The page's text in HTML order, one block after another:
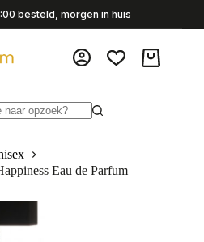
besteld, morgen in huis
Eau de Parfum